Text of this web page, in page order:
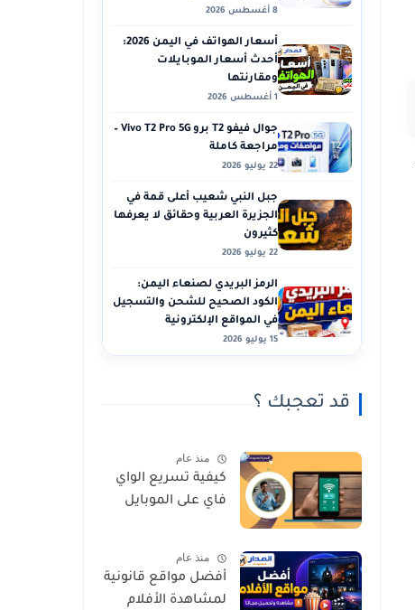
8 أغسطس 2026
أسعار الهواتف في اليمن 2026:
أحدث أسعار الموبايلات
ومقارنتها
1 أغسطس 2026
جوال فيفو T2 برو Vivo T2 Pro 5G –
مراجعة كاملة
22 يوليو 2026
جبل النبي شعيب أعلى قمة في
الجزيرة العربية وحقائق لا يعرفها
كثيرون
22 يوليو 2026
الرمز البريدي لصنعاء اليمن:
الكود الصحيح للشحن والتسجيل
في المواقع الإلكترونية
15 يوليو 2026
قد تعجبك ؟
منذ عام
كيفية تسريع الواي
فاي على الموبايل
منذ عام
أفضل مواقع قانونية
لمشاهدة الأفلام